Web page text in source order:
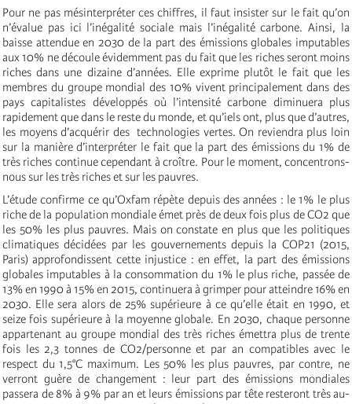
Pour ne pas mésinterpréter ces chiffres, il faut insister sur le fait qu’on
n’évalue pas ici l’inégalité sociale mais l’inégalité carbone. Ainsi, la
baisse attendue en 2030 de la part des émissions globales imputables
aux 10% ne découle évidemment pas du fait que les riches seront moins
riches dans une dizaine d’années. Elle exprime plutôt le fait que les
membres du groupe mondial des 10% vivent principalement dans des
pays capitalistes développés où l’intensité carbone diminuera plus
rapidement que dans le reste du monde, et qu’iels ont, plus que d’autres,
les moyens d’acquérir des technologies vertes. On reviendra plus loin
sur la manière d’interpréter le fait que la part des émissions du 1% de
très riches continue cependant à croître. Pour le moment, concentrons-
nous sur les très riches et sur les pauvres.
L’étude confirme ce qu’Oxfam répète depuis des années : le 1% le plus
riche de la population mondiale émet près de deux fois plus de CO2 que
les 50% les plus pauvres. Mais on constate en plus que les politiques
climatiques décidées par les gouvernements depuis la COP21 (2015,
Paris) approfondissent cette injustice : en effet, la part des émissions
globales imputables à la consommation du 1% le plus riche, passée de
13% en 1990 à 15% en 2015, continuera à grimper pour atteindre 16% en
2030. Elle sera alors de 25% supérieure à ce qu’elle était en 1990, et
seize fois supérieure à la moyenne globale. En 2030, chaque personne
appartenant au groupe mondial des très riches émettra plus de trente
fois les 2,3 tonnes de CO2/personne et par an compatibles avec le
respect du 1,5°C maximum. Les 50% les plus pauvres, par contre, ne
verront guère de changement : leur part des émissions mondiales
passera de 8% à 9% par an et leurs émissions par tête resteront très au-